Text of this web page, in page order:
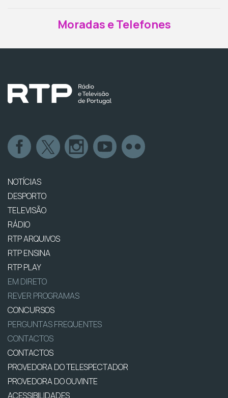
Moradas e Telefones
NOTÍCIAS
DESPORTO
TELEVISÃO
RÁDIO
RTP ARQUIVOS
RTP ENSINA
RTP PLAY
EM DIRETO
REVER PROGRAMAS
CONCURSOS
PERGUNTAS FREQUENTES
CONTACTOS
CONTACTOS
PROVEDORA DO TELESPECTADOR
PROVEDORA DO OUVINTE
ACESSIBILIDADES